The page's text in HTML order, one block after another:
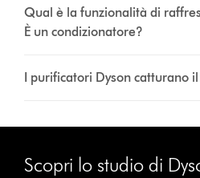
Qual è la funzionalità di
È un condizionatore?
I purificatori Dyson catturano
Scopri lo studio di